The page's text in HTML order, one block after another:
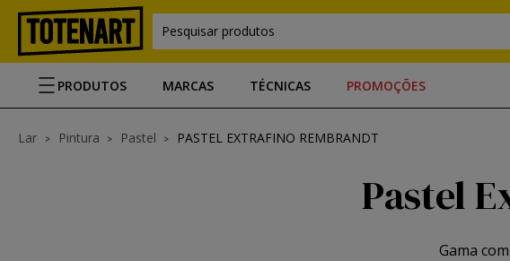
Pesquisar produtos
PRODUTOS MARCAS TÉCNICAS PROMOÇÕES
Lar Pintura Pastel PASTEL EXTRAFINO REMBRANDT
Pastel
Gama